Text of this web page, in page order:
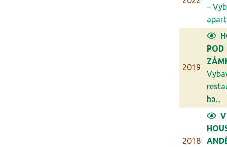
–
2019
POD
ba...
2018